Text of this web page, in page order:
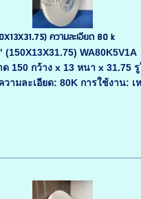
ความละเอียด 80 k
WA80K5V1A
150 กว้าง x 13 หนา x 31.75
ามละเอียด: 80K การใช้งาน: เ